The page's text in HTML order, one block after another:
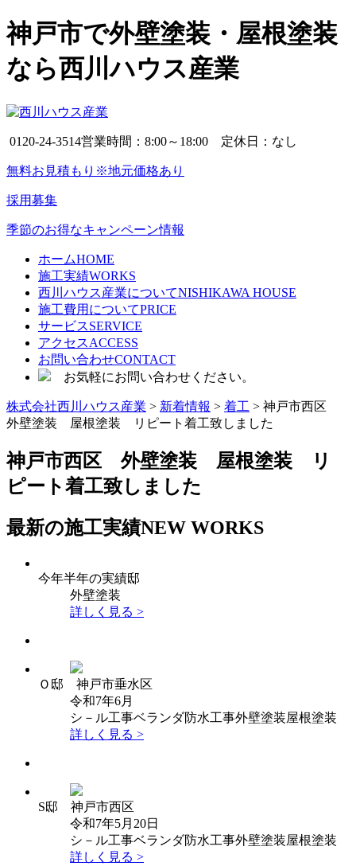
神戸市で外壁塗装・屋根塗装
なら西川ハウス産業
0120-24-3514営業時間：8:00～18:00 定休日：なし
無料お見積もり※地元価格あり
採用募集
季節のお得なキャンペーン情報
ホームHOME
施工実績WORKS
西川ハウス産業についてNISHIKAWA HOUSE
施工費用についてPRICE
サービスSERVICE
アクセスACCESS
お問い合わせCONTACT
お気軽にお問い合わせください。
株式会社西川ハウス産業 > 新着情報 > 着工 > 神戸市西区
外壁塗装 屋根塗装 リピート着工致しました
神戸市西区 外壁塗装 屋根塗装 リ
ピート着工致しました
最新の施工実績NEW WORKS
今年半年の実績邸
外壁塗装
詳しく見る >
Ｏ邸 神戸市垂水区
令和7年6月
シ－ル工事ベランダ防水工事外壁塗装屋根塗装
詳しく見る >
S邸 神戸市西区
令和7年5月20日
シ－ル工事ベランダ防水工事外壁塗装屋根塗装
詳しく見る >